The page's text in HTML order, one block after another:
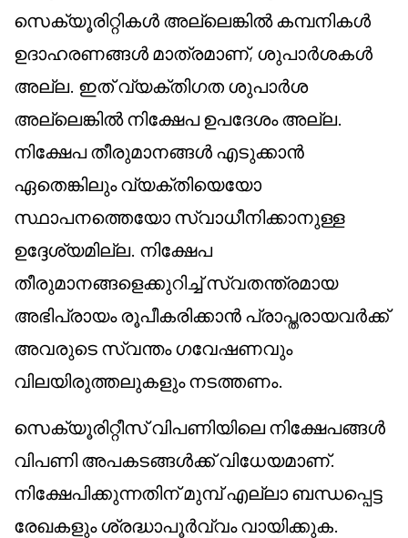
സെക്യൂരിറ്റികൾ അല്ലെങ്കിൽ കമ്പനികൾ
ഉദാഹരണങ്ങൾ മാത്രമാണ്, ശുപാർശകൾ
അല്ല. ഇത് വ്യക്തിഗത ശുപാർശ
അല്ലെങ്കിൽ നിക്ഷേപ ഉപദേശം അല്ല.
നിക്ഷേപ തീരുമാനങ്ങൾ എടുക്കാൻ
ഏതെങ്കിലും വ്യക്തിയെയോ
സ്ഥാപനത്തെയോ സ്വാധീനിക്കാനുള്ള
ഉദ്ദേശ്യമില്ല. നിക്ഷേപ
തീരുമാനങ്ങളെക്കുറിച്ച് സ്വതന്ത്രമായ
അഭിപ്രായം രൂപീകരിക്കാൻ പ്രാപ്തരായവർക്ക്
അവരുടെ സ്വന്തം ഗവേഷണവും
വിലയിരുത്തലുകളും നടത്തണം.
സെക്യൂരിറ്റീസ് വിപണിയിലെ നിക്ഷേപങ്ങൾ
വിപണി അപകടങ്ങൾക്ക് വിധേയമാണ്.
നിക്ഷേപിക്കുന്നതിന് മുമ്പ് എല്ലാ ബന്ധപ്പെട്ട
രേഖകളും ശ്രദ്ധാപൂർവ്വം വായിക്കുക.